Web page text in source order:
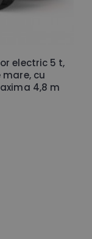
electric 5 t,
cu
4,8 m